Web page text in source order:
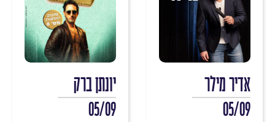
אדיר מילר
05/09
יונתן ברק
05/09